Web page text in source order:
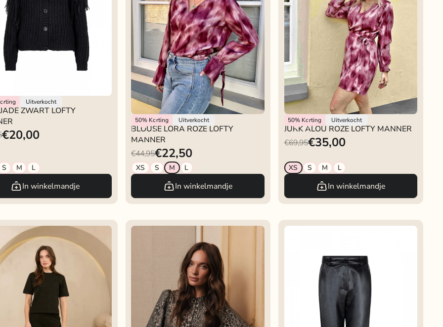
Uitverkocht
ZWART LOFTY
€20,00
S M L
In winkelmandje
50% Korting Uitverkocht
Lofty Manner
BLOUSE LORA ROZE LOFTY
MANNER
€44,95€22,50
XS S M L
In winkelmandje
50% Korting Uitverkocht
Lofty Manner
JURK ALOU ROZE LOFTY MANNER
€69,95€35,00
XS S M L
In winkelmandje